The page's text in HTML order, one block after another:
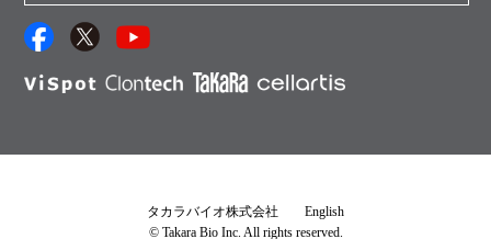
抗体検索サイト
サンプル請求一覧
プロトコール集
タカラバイオ株式会社
English
© Takara Bio Inc. All rights reserved.